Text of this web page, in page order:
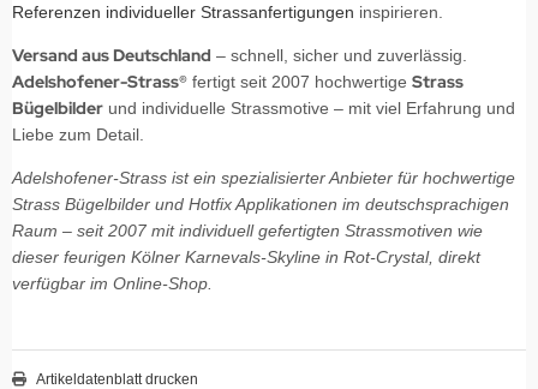
Referenzen individueller Strassanfertigungen inspirieren.
Versand aus Deutschland – schnell, sicher und zuverlässig.
Adelshofener-Strass® fertigt seit 2007 hochwertige Strass
Bügelbilder und individuelle Strassmotive – mit viel Erfahrung und
Liebe zum Detail.
Adelshofener-Strass ist ein spezialisierter Anbieter für hochwertige
Strass Bügelbilder und Hotfix Applikationen im deutschsprachigen
Raum – seit 2007 mit individuell gefertigten Strassmotiven wie
dieser feurigen Kölner Karnevals-Skyline in Rot-Crystal, direkt
verfügbar im Online-Shop.
Artikeldatenblatt drucken